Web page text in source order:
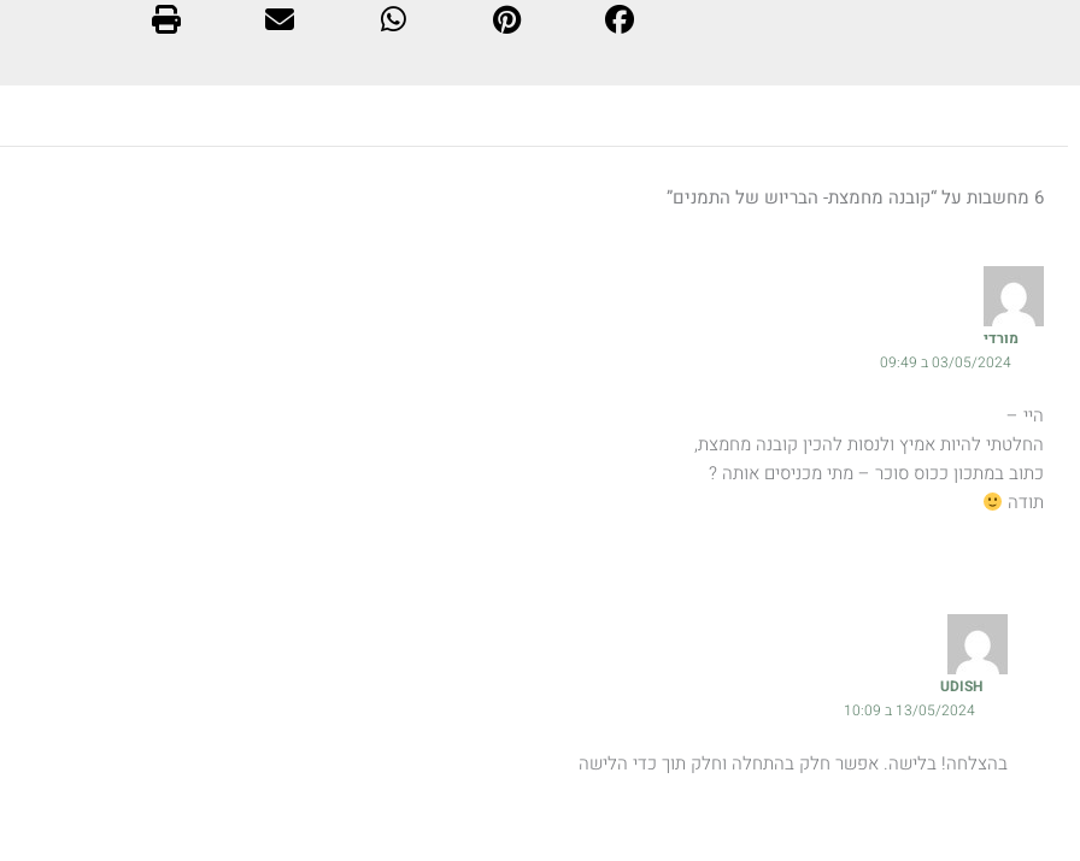
6 מחשבות על “קובנה מחמצת- הבריוש של התמנים”
מורדי
03/05/2024 ב 09:49
היי –
החלטתי להיות אמיץ ולנסות להכין קובנה מחמצת,
כתוב במתכון ככוס סוכר – מתי מכניסים אותה ?
תודה
UDISH
13/05/2024 ב 10:09
בהצלחה! בלישה. אפשר חלק בהתחלה וחלק תוך כדי הלישה